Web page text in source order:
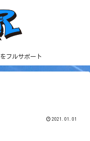
フルサポート
2021.01.01